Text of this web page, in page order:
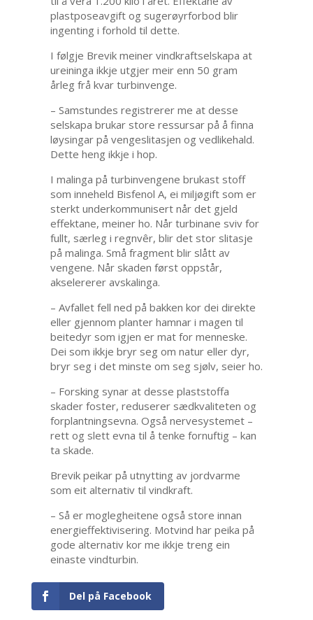
plastposeavgift og sugerøyrforbod blir
ingenting i forhold til dette.
I følgje Brevik meiner vindkraftselskapa at
ureininga ikkje utgjer meir enn 50 gram
årleg frå kvar turbinvenge.
– Samstundes registrerer me at desse
selskapa brukar store ressursar på å finna
løysingar på vengeslitasjen og vedlikehald.
Dette heng ikkje i hop.
I malinga på turbinvengene brukast stoff
som inneheld Bisfenol A, ei miljøgift som er
sterkt underkommunisert når det gjeld
effektane, meiner ho. Når turbinane sviv for
fullt, særleg i regnvêr, blir det stor slitasje
på malinga. Små fragment blir slått av
vengene. Når skaden først oppstår,
akselererer avskalinga.
– Avfallet fell ned på bakken kor dei direkte
eller gjennom planter hamnar i magen til
beitedyr som igjen er mat for menneske.
Dei som ikkje bryr seg om natur eller dyr,
bryr seg i det minste om seg sjølv, seier ho.
– Forsking synar at desse plaststoffa
skader foster, reduserer sædkvaliteten og
forplantningsevna. Også nervesystemet –
rett og slett evna til å tenke fornuftig – kan
ta skade.
Brevik peikar på utnytting av jordvarme
som eit alternativ til vindkraft.
– Så er moglegheitene også store innan
energieffektivisering. Motvind har peika på
gode alternativ kor me ikkje treng ein
einaste vindturbin.
Del på Facebook